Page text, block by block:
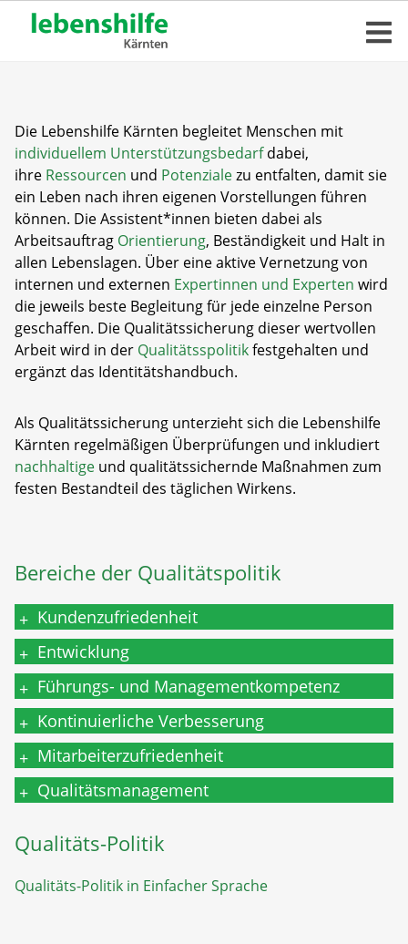
Die Lebenshilfe Kärnten begleitet Menschen mit
individuellem Unterstützungsbedarfdabei,
ihre Ressourcen und Potenzialezu entfalten, damit sie
ein Leben nach ihren eigenen Vorstellungen führen
können. Die Assistent*innen bieten dabei als
Arbeitsauftrag Orientierung, Beständigkeit und Halt in
allen Lebenslagen. Über eine aktive Vernetzung von
internen und externen Expertinnen und Experten wird
die jeweils beste Begleitung für jede einzelne Person
geschaffen. Die Qualitätssicherung dieser wertvollen
Arbeit wird in der Qualitätsspolitikfestgehalten und
ergänzt das Identitätshandbuch.
Als Qualitätssicherung unterzieht sich die Lebenshilfe
Kärnten regelmäßigen Überprüfungen und inkludiert
nachhaltige und qualitätssichernde Maßnahmen zum
festen Bestandteil des täglichen Wirkens.
Bereiche der Qualitätspolitik
+ Kundenzufriedenheit
+ Entwicklung
+ Führungs- und Managementkompetenz
+ Kontinuierliche Verbesserung
+ Mitarbeiterzufriedenheit
+ Qualitätsmanagement
Qualitäts-Politik
Qualitäts-Politik in Einfacher Sprache